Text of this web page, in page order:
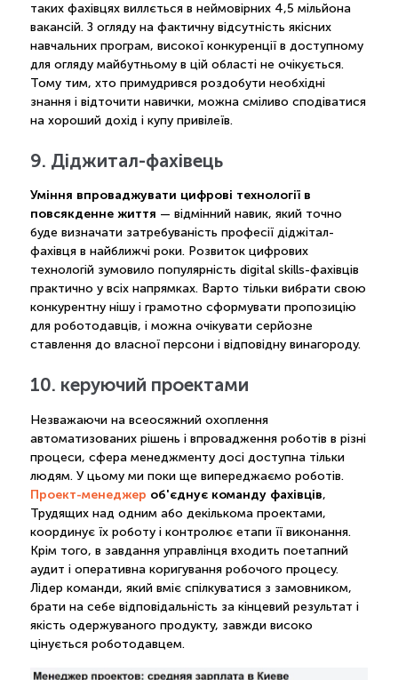
таких фахівцях виллється в неймовірних 4,5 мільйона
вакансій. З огляду на фактичну відсутність якісних
навчальних програм, високої конкуренції в доступному
для огляду майбутньому в цій області не очікується.
Тому тим, хто примудрився роздобути необхідні
знання і відточити навички, можна сміливо сподіватися
на хороший дохід і купу привілеїв.
9. Діджитал-фахівець
Уміння впроваджувати цифрові технології в
повсякденне життя — відмінний навик, який точно
буде визначати затребуваність професії діджітал-
фахівця в найближчі роки. Розвиток цифрових
технологій зумовило популярність digital skills-фахівців
практично у всіх напрямках. Варто тільки вибрати свою
конкурентну нішу і грамотно сформувати пропозицію
для роботодавців, і можна очікувати серйозне
ставлення до власної персони і відповідну винагороду.
10. керуючий проектами
Незважаючи на всеосяжний охоплення
автоматизованих рішень і впровадження роботів в різні
процеси, сфера менеджменту досі доступна тільки
людям. У цьому ми поки ще випереджаємо роботів.
Проект-менеджер об'єднує команду фахівців,
Трудящих над одним або декількома проектами,
координує їх роботу і контролює етапи її виконання.
Крім того, в завдання управлінця входить поетапний
аудит і оперативна коригування робочого процесу.
Лідер команди, який вміє спілкуватися з замовником,
брати на себе відповідальність за кінцевий результат і
якість одержуваного продукту, завжди високо
цінується роботодавцем.